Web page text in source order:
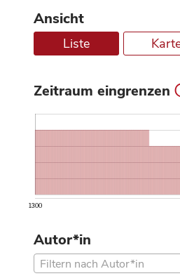
Ansicht
Liste
Zeitraum eingrenzen
1300
Autor*in
Filtern nach Autor*in